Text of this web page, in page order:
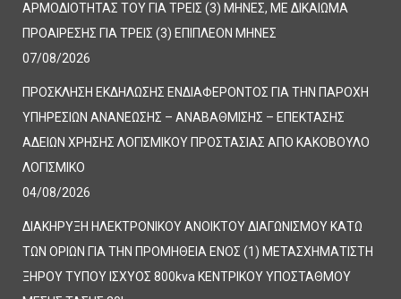
ΑΡΜΟΔΙΟΤΗΤΑΣ ΤΟΥ ΓΙΑ ΤΡΕΙΣ (3) ΜΗΝΕΣ, ΜΕ ΔΙΚΑΙΩΜΑ
ΠΡΟΑΙΡΕΣΗΣ ΓΙΑ ΤΡΕΙΣ (3) ΕΠΙΠΛΕΟΝ ΜΗΝΕΣ
07/08/2026
ΠΡΟΣΚΛΗΣΗ ΕΚΔΗΛΩΣΗΣ ΕΝΔΙΑΦΕΡΟΝΤΟΣ ΓΙΑ ΤΗΝ ΠΑΡΟΧΗ
ΥΠΗΡΕΣΙΩΝ ΑΝΑΝΕΩΣΗΣ – ΑΝΑΒΑΘΜΙΣΗΣ – ΕΠΕΚΤΑΣΗΣ
ΑΔΕΙΩΝ ΧΡΗΣΗΣ ΛΟΓΙΣΜΙΚΟΥ ΠΡΟΣΤΑΣΙΑΣ ΑΠΟ ΚΑΚΟΒΟΥΛΟ
ΛΟΓΙΣΜΙΚΟ
04/08/2026
ΔΙΑΚΗΡΥΞΗ ΗΛΕΚΤΡΟΝΙΚΟΥ ΑΝΟΙΚΤΟΥ ΔΙΑΓΩΝΙΣΜΟΥ ΚΑΤΩ
ΤΩΝ ΟΡΙΩΝ ΓΙΑ ΤΗΝ ΠΡΟΜΗΘΕΙΑ ΕΝΟΣ (1) ΜΕΤΑΣΧΗΜΑΤΙΣΤΗ
ΞΗΡΟΥ ΤΥΠΟΥ ΙΣΧΥΟΣ 800kva ΚΕΝΤΡΙΚΟΥ ΥΠΟΣΤΑΘΜΟΥ